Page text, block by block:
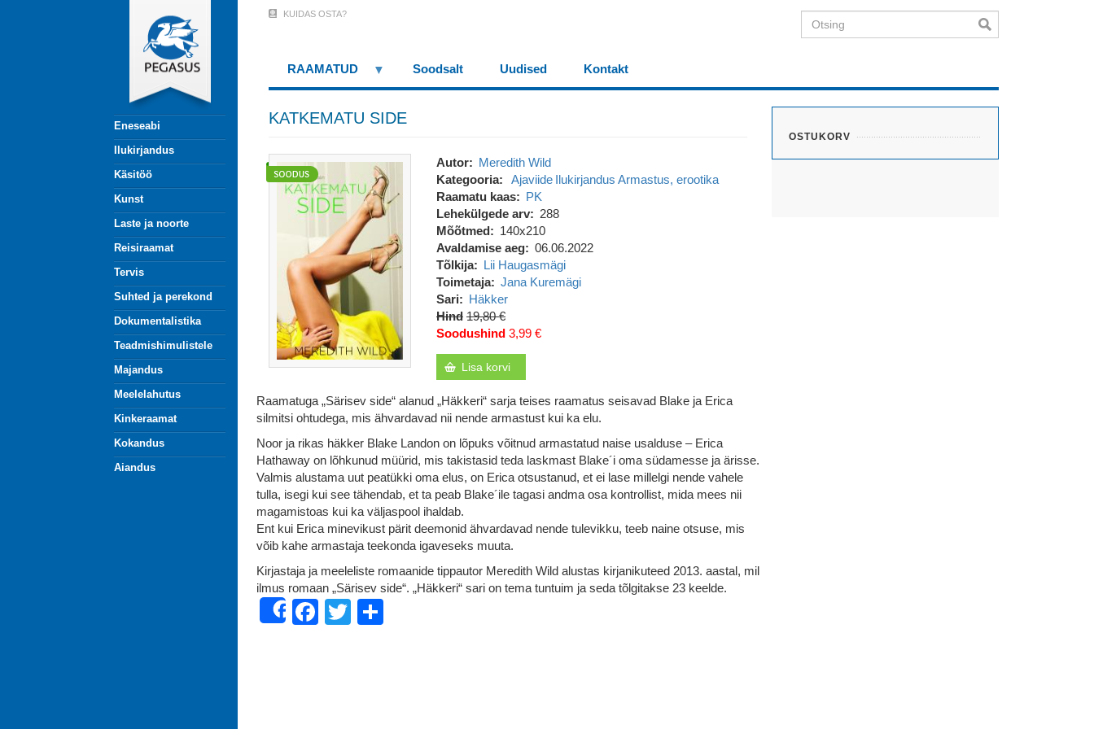
Eneseabi
Ilukirjandus
Käsitöö
Kunst
Laste ja noorte
Reisiraamat
Tervis
Suhted ja perekond
Dokumentalistika
Teadmishimulistele
Majandus
Meelelahutus
Kinkeraamat
Kokandus
Aiandus
Menu
(logged
KUIDAS OSTA? Otsing
RAAMATUD Soodsalt Uudised Kontakt
OSTUKORV
KATKEMATU SIDE
Autor
Meredith Wild
Kategooria
Ajaviide Ilukirjandus Armastus, erootika
Raamatu kaas
PK
Lehekülgede arv
288
Mõõtmed
140x210
Avaldamise aeg
06.06.2022
Tõlkija
Lii Haugasmägi
Toimetaja
Jana Kuremägi
Sari
Häkker
Hind 19,80 €
Soodushind 3,99 €
Lisa korvi
Raamatuga „Särisev side“ alanud „Häkkeri“ sarja teises raamatus seisavad Blake ja Erica
silmitsi ohtudega, mis ähvardavad nii nende armastust kui ka elu.
Noor ja rikas häkker Blake Landon on lõpuks võitnud armastatud naise usalduse – Erica
Hathaway on lõhkunud müürid, mis takistasid teda laskmast Blake´i oma südamesse ja ärisse.
Valmis alustama uut peatükki oma elus, on Erica otsustanud, et ei lase millelgi nende vahele
tulla, isegi kui see tähendab, et ta peab Blake´ile tagasi andma osa kontrollist, mida mees nii
magamistoas kui ka väljaspool ihaldab.
Ent kui Erica minevikust pärit deemonid ähvardavad nende tulevikku, teeb naine otsuse, mis
võib kahe armastaja teekonda igaveseks muuta.
Kirjastaja ja meeleliste romaanide tippautor Meredith Wild alustas kirjanikuteed 2013. aastal, mil
ilmus romaan „Särisev side“. „Häkkeri“ sari on tema tuntuim ja seda tõlgitakse 23 keelde.
ShareFacebook
Twitter